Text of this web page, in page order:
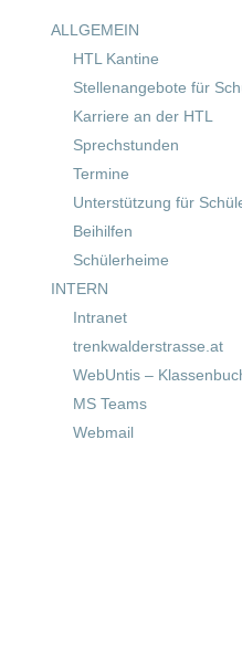
ALLGEMEIN
HTL Kantine
Stellenangebote für
Karriere an der HTL
Sprechstunden
Termine
Unterstützung für
Beihilfen
Schülerheime
INTERN
Intranet
trenkwalderstrasse.at
WebUntis –
MS Teams
Webmail